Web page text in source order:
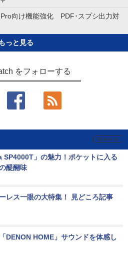
Pro向け機能強化 PDF･スプシ出力対
もっと見る
をフォローする
SP4000T」の魅力！ポケットに入る
醍醐味
レス一眼の大特集！ 見どころ記事
DENON HOME」サウンドを体感し